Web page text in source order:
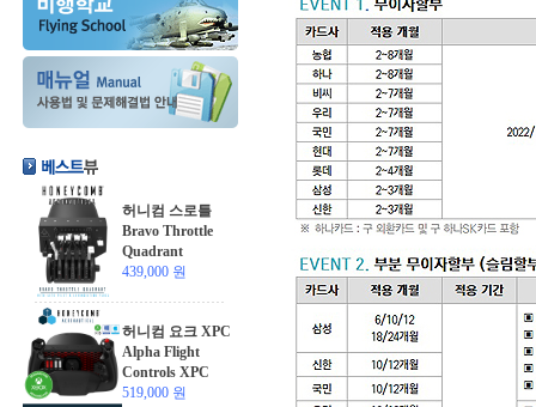
허니컴 스로틀
Bravo Throttle
Quadrant
439,000 원
허니컴 요크 XPC
Alpha Flight
Controls XPC
519,000 원